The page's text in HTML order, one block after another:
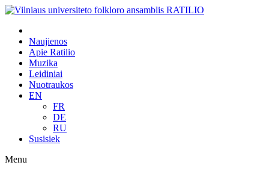
Naujienos
Apie Ratilio
Muzika
Leidiniai
Nuotraukos
EN
FR
DE
RU
Susisiek
Menu